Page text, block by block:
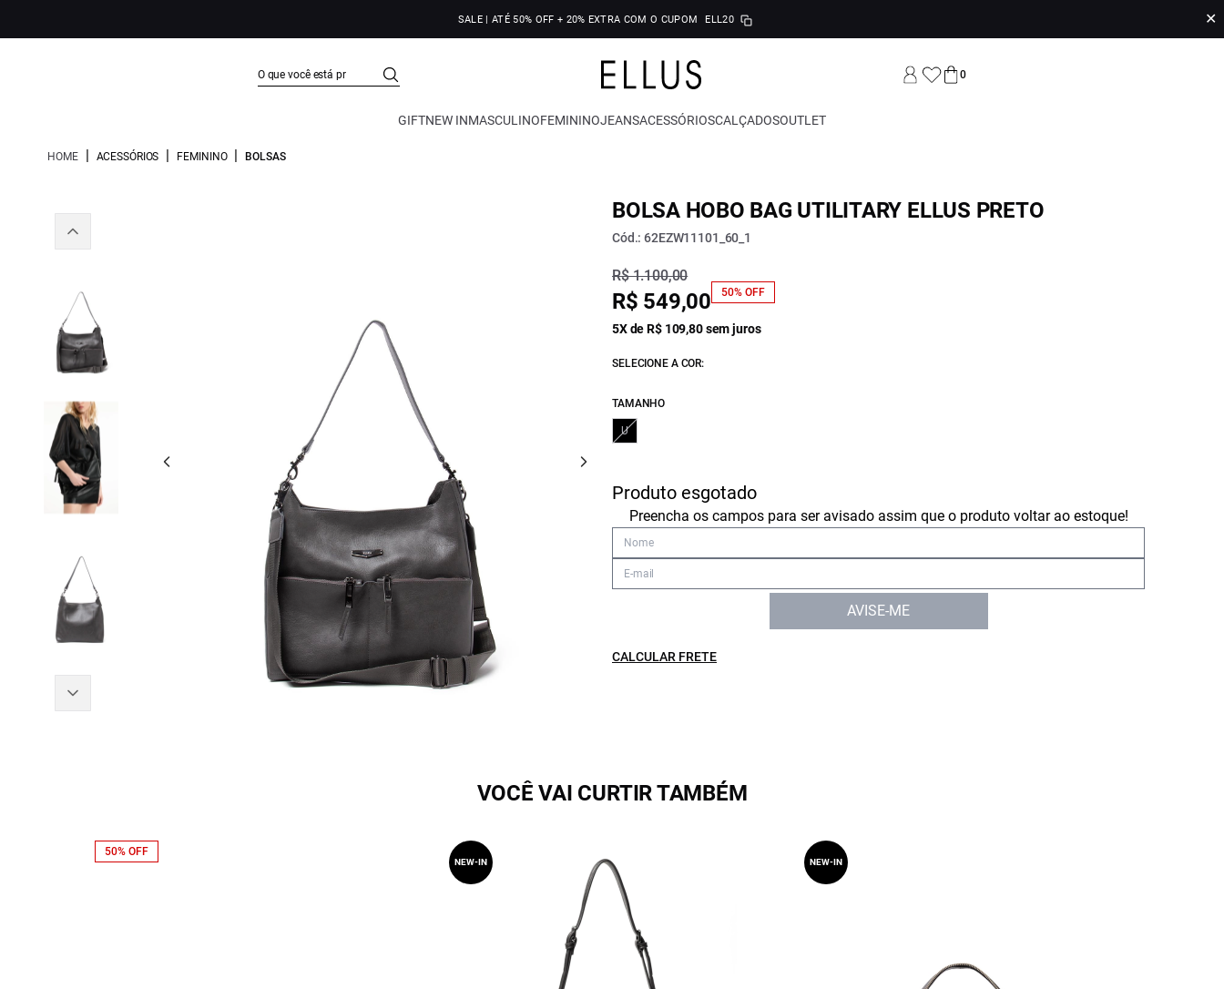
SALE | ATÉ 50% OFF + 20% EXTRA COM O CUPOM ELL20 ✕
0
GIFTNEW INMASCULINOFEMININOJEANSACESSÓRIOSCALÇADOSOUTLET
HOME | ACESSÓRIOS | FEMININO | BOLSAS
BOLSA HOBO BAG UTILITARY ELLUS PRETO
Cód.: 62EZW11101_60_1
R$ 1.100,00
R$ 549,00 50% OFF
5X de R$ 109,80 sem juros
SELECIONE A COR:
TAMANHO
U
Produto esgotado
Preencha os campos para ser avisado assim que o produto voltar ao estoque!
AVISE-ME
CALCULAR FRETE
VOCÊ VAI CURTIR TAMBÉM
50% OFF
NEW-IN NEW-IN